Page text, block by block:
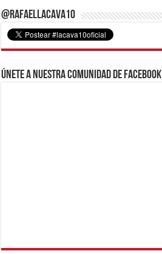
@RafaelLacava10
Únete a nuestra comunidad de Facebook